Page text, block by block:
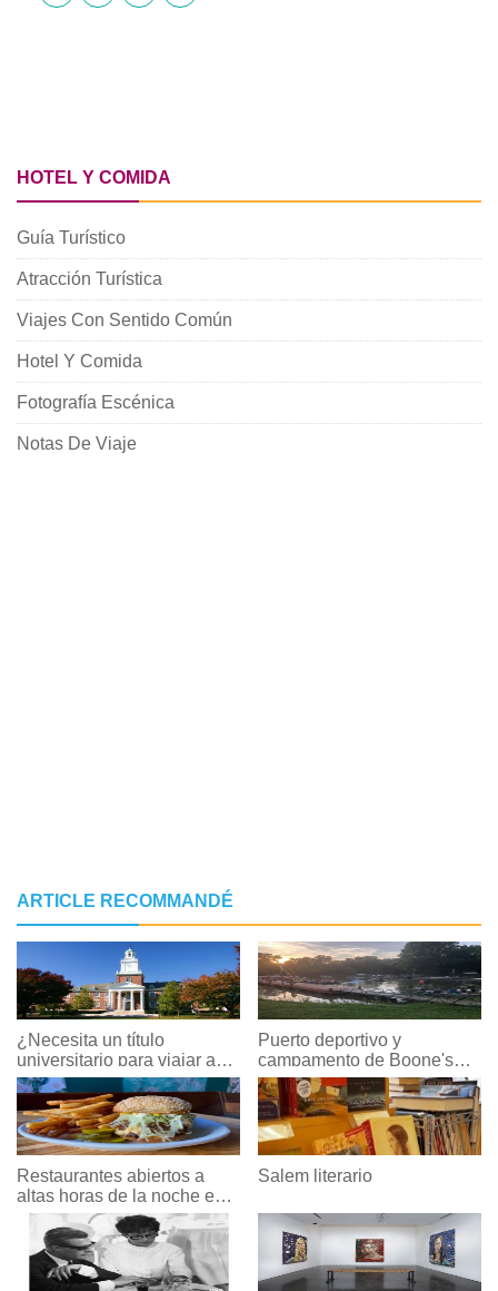
HOTEL Y COMIDA
Guía Turístico
Atracción Turística
Viajes Con Sentido Común
Hotel Y Comida
Fotografía Escénica
Notas De Viaje
ARTICLE RECOMMANDÉ
¿Necesita un título
universitario para viajar a
largo plazo?
Puerto deportivo y
campamento de Boone's
Landing
Restaurantes abiertos a
altas horas de la noche en
Nueva Orleans
Salem literario